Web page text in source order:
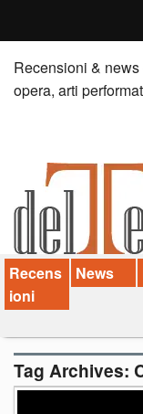
Home
Recensioni
News
Palazzi consiglia
Video
Chi siamo
Contatti
Recensioni &
opera, arti
Recens
ioni
News
Tag Archives: